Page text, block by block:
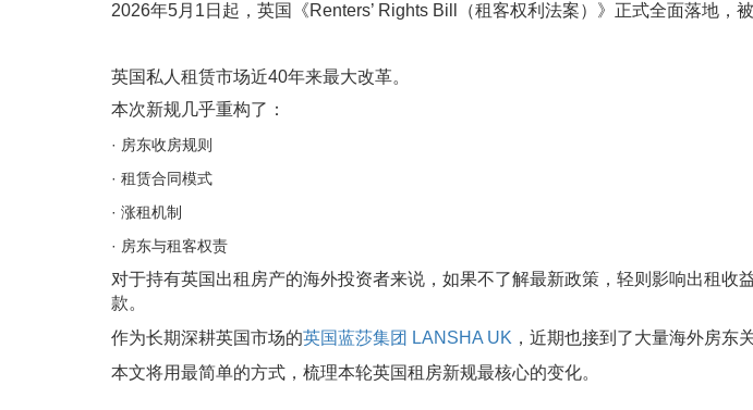
2026年5月1日起，英国《Renters’ Rights Bill（租客权利法案）》正式全面落地，被
英国私人租赁市场近40年来最大改革。
本次新规几乎重构了：
· 房东收房规则
· 租赁合同模式
· 涨租机制
· 房东与租客权责
对于持有英国出租房产的海外投资者来说，如果不了解最新政策，轻则影响出租收
款。
作为长期深耕英国市场的英国蓝莎集团 LANSHA UK ，近期也接到了大量海外房东
本文将用最简单的方式，梳理本轮英国租房新规最核心的变化。